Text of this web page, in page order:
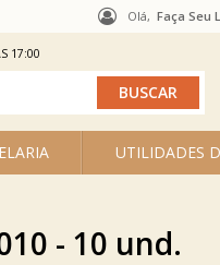
Olá, Faça Seu
UTILIDADES
17:00
- 10 und.